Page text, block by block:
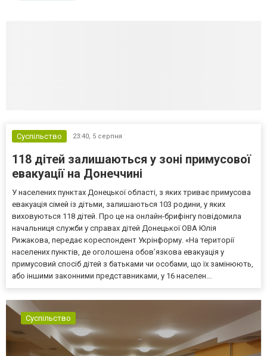
Суспільство 23:40, 5 серпня
118 дітей залишаються у зоні примусової
евакуації на Донеччині
У населених пунктах Донецької області, з яких триває примусова
евакуація сімей із дітьми, залишаються 103 родини, у яких
виховуються 118 дітей. Про це на онлайн-брифінгу повідомила
начальниця служби у справах дітей Донецької ОВА Юлія
Рижакова, передає кореспондент Укрінформу. «На території
населених пунктів, де оголошена обов’язкова евакуація у
примусовий спосіб дітей з батьками чи особами, що їх замінюють,
або іншими законними представниками, у 16 населен...
Суспільство